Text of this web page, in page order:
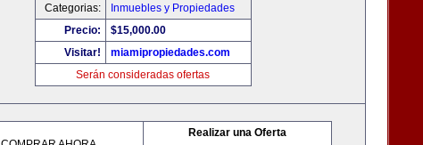
Categorias:
Inmuebles y Propiedades
Precio:
$15,000.00
Visitar!
miamipropiedades.com
Serán consideradas ofertas
Realizar una Oferta